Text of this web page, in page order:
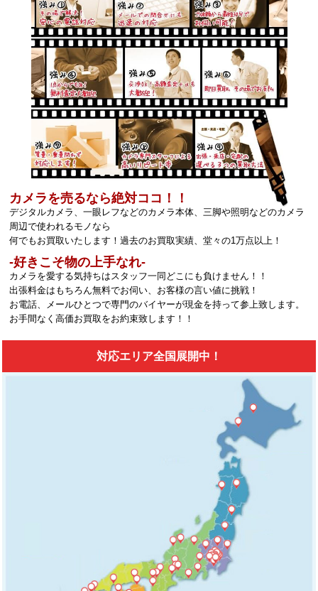
カメラを売るなら絶対ココ！！
デジタルカメラ、一眼レフなどのカメラ本体、三脚や照明などのカメラ
周辺で使われるモノなら
何でもお買取いたします！過去のお買取実績、堂々の1万点以上！
‐好きこそ物の上手なれ‐
カメラを愛する気持ちはスタッフ一同どこにも負けません！！
出張料金はもちろん無料でお伺い、お客様の言い値に挑戦！
お電話、メールひとつで専門のバイヤーが現金を持って参上致します。
お手間なく高価お買取をお約束致します！！
対応エリア全国展開中！